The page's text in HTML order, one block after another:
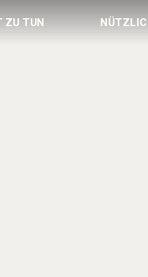
ZU TUN